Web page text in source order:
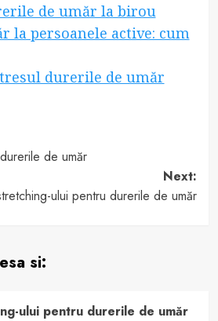
de umăr la birou
la persoanele active: cum
durerile de umăr
de umăr
Next:
ului pentru durerile de umăr
si:
ului pentru durerile de umăr